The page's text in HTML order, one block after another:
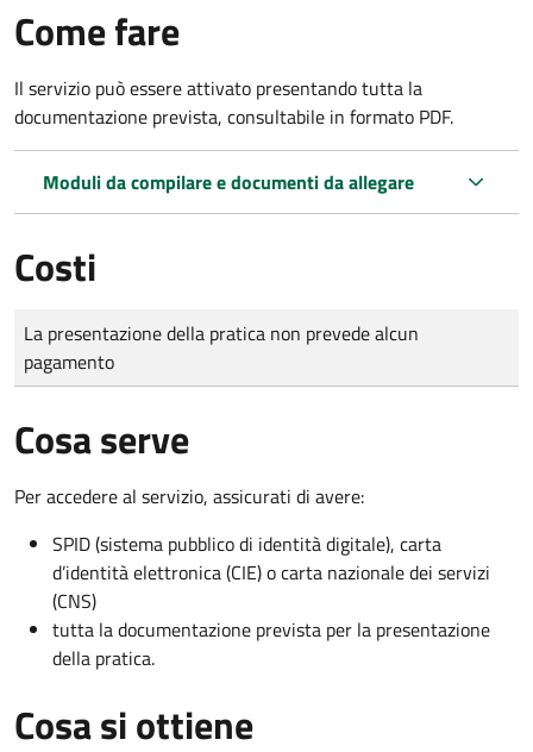
Come fare
Il servizio può essere attivato presentando tutta la
documentazione prevista, consultabile in formato PDF.
Moduli da compilare e documenti da allegare
Costi
Tipo di pagamento
Importo
La presentazione della pratica non prevede alcun
pagamento
Cosa serve
Per accedere al servizio, assicurati di avere:
SPID (sistema pubblico di identità digitale), carta
d’identità elettronica (CIE) o carta nazionale dei servizi
(CNS)
tutta la documentazione prevista per la presentazione
della pratica.
Cosa si ottiene